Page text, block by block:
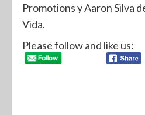
Promotions y Aaron Silva
Vida.
Please follow and like us: